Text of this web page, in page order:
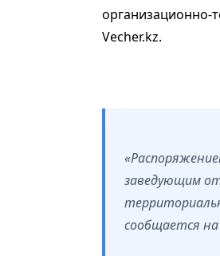
организационно-
Vecher.kz.
заведующим
сообщается на